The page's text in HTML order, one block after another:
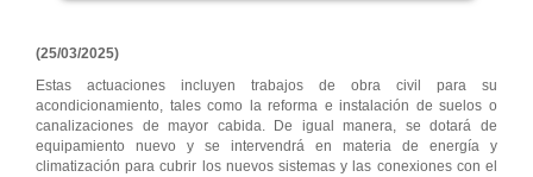
(25/03/2025)
Estas actuaciones incluyen trabajos de obra civil para su
acondicionamiento, tales como la reforma e instalación de suelos o
canalizaciones de mayor cabida. De igual manera, se dotará de
equipamiento nuevo y se intervendrá en materia de energía y
climatización para cubrir los nuevos sistemas y las conexiones con el